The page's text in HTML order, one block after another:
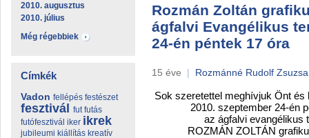
2010. augusztus
2010. július
Még régebbiek
Címkék
Vadon fellépés festészet
fesztivál fut futás
futófesztivál iker ikrek
jubileumi kiállítás kreatív
Rozmán Zoltán
ágfalvi Evangélikus
24-én péntek 17 óra
15 éve | Rozmánné Rudolf
Sok szeretettel meghívjuk Önt és
2010. szeptember 24-én
az ágfalvi evangélikus
ROZMÁN ZOLTÁN